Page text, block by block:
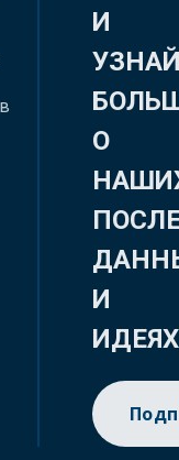
И
О
И
ИДЕЯХ